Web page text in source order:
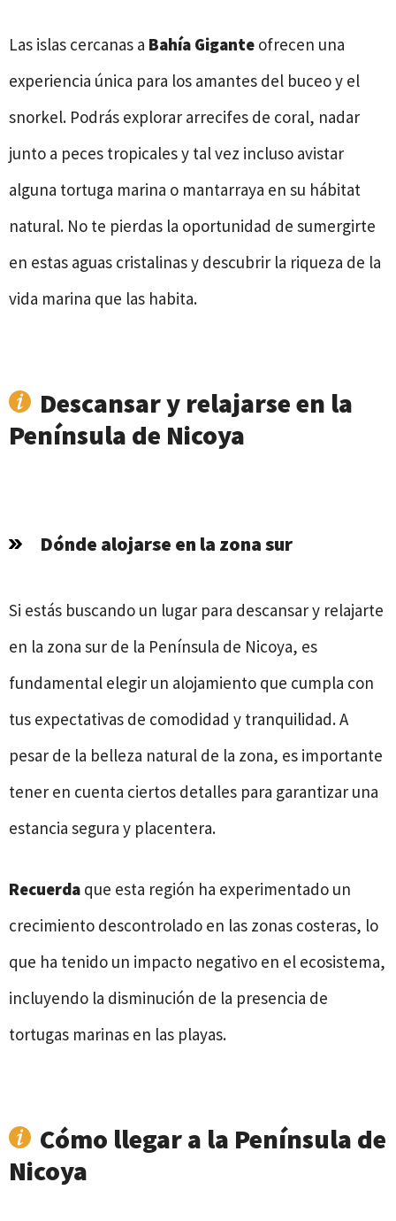
Las islas cercanas a Bahía Gigante ofrecen una
experiencia única para los amantes del buceo y el
snorkel. Podrás explorar arrecifes de coral, nadar
junto a peces tropicales y tal vez incluso avistar
alguna tortuga marina o mantarraya en su hábitat
natural. No te pierdas la oportunidad de sumergirte
en estas aguas cristalinas y descubrir la riqueza de la
vida marina que las habita.
Descansar y relajarse en la
Península de Nicoya
Dónde alojarse en la zona sur
Si estás buscando un lugar para descansar y relajarte
en la zona sur de la Península de Nicoya, es
fundamental elegir un alojamiento que cumpla con
tus expectativas de comodidad y tranquilidad. A
pesar de la belleza natural de la zona, es importante
tener en cuenta ciertos detalles para garantizar una
estancia segura y placentera.
Recuerda que esta región ha experimentado un
crecimiento descontrolado en las zonas costeras, lo
que ha tenido un impacto negativo en el ecosistema,
incluyendo la disminución de la presencia de
tortugas marinas en las playas.
Cómo llegar a la Península de
Nicoya